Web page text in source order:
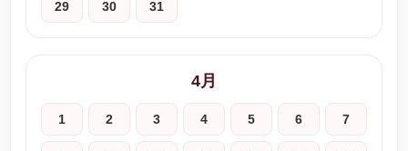
29 30 31
4月
1 2 3 4 5 6 7